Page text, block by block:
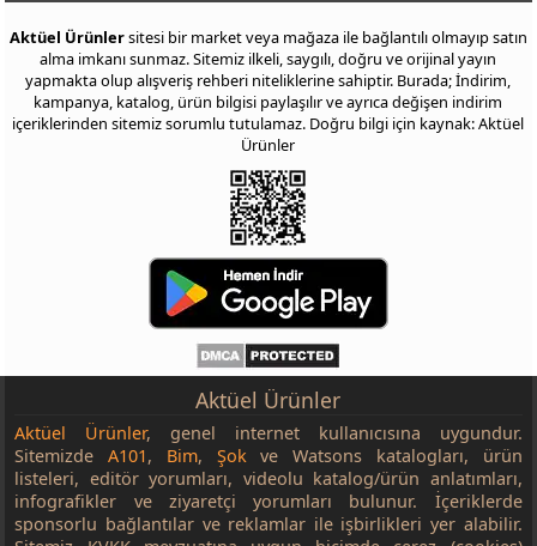
Aktüel Ürünlersitesi bir market veya mağaza ile bağlantılı olmayıp satın
alma imkanı sunmaz. Sitemiz ilkeli, saygılı, doğru ve orijinal yayın
yapmakta olup alışveriş rehberi niteliklerine sahiptir. Burada; İndirim,
kampanya, katalog, ürün bilgisi paylaşılır ve ayrıca değişen indirim
içeriklerinden sitemiz sorumlu tutulamaz. Doğru bilgi için kaynak: Aktüel
Ürünler
Aktüel Ürünler
Aktüel Ürünler, genel internet kullanıcısına uygundur.
SitemizdeA101, Bim, Şokve Watsons katalogları, ürün
listeleri, editör yorumları, videolu katalog/ürün anlatımları,
infografikler ve ziyaretçi yorumları bulunur. İçeriklerde
sponsorlu bağlantılar ve reklamlar ile işbirlikleri yer alabilir.